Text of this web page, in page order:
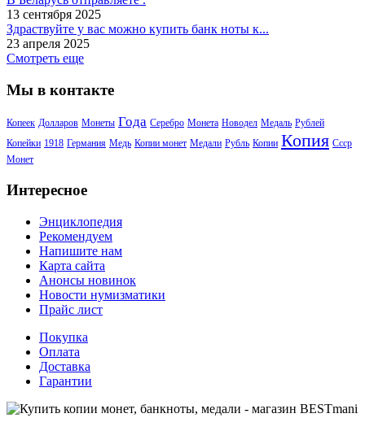
13 сентября 2025
Здраствуйте у вас можно купить банк ноты к...
23 апреля 2025
Смотреть еще
Мы в контакте
Копеек Долларов Монеты Года Серебро Монета Новодел Медаль Рублей
Копейки 1918 Германия Медь Копии монет Медали Рубль Копии Копия Ссср
Монет
Интересное
Энциклопедия
Рекомендуем
Напишите нам
Карта сайта
Анонсы новинок
Новости нумизматики
Прайс лист
Покупка
Оплата
Доставка
Гарантии